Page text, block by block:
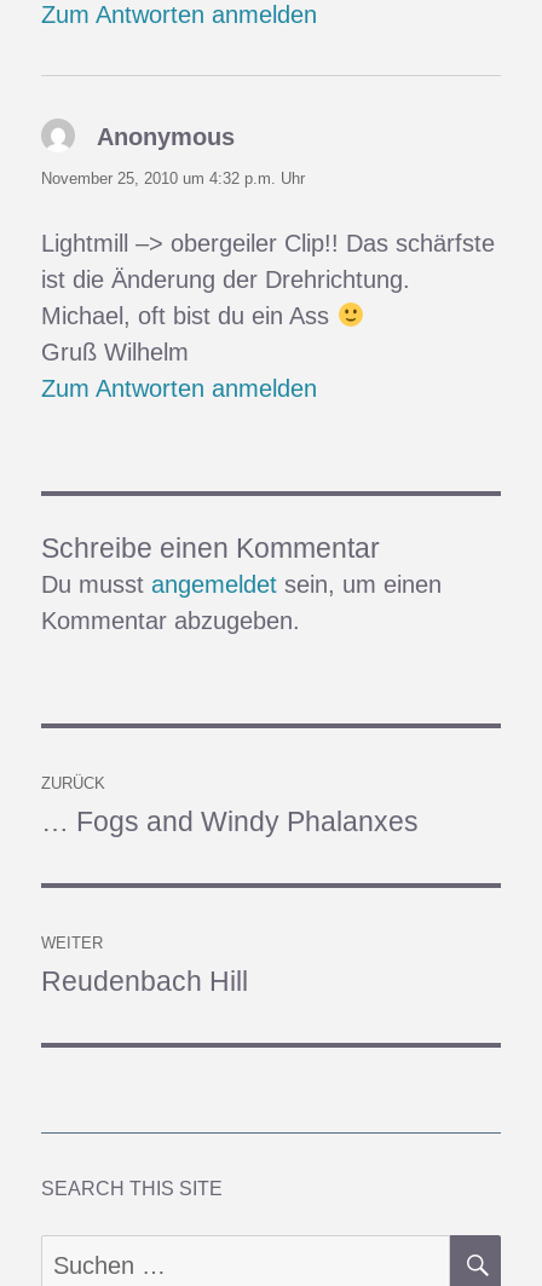
Zum Antworten anmelden
Anonymoussagt:
November 25, 2010 um 4:32 p.m. Uhr
Lightmill –> obergeiler Clip!! Das schärfste
ist die Änderung der Drehrichtung.
Michael, oft bist du ein Ass
Gruß Wilhelm
Zum Antworten anmelden
Schreibe einen Kommentar
Du musstangemeldet sein, um einen
Kommentar abzugeben.
ZURÜCK
Vorheriger
… Fogs and Windy Phalanxes
WEITER
Nächster
Reudenbach Hill
SEARCH THIS SITE
Suchen